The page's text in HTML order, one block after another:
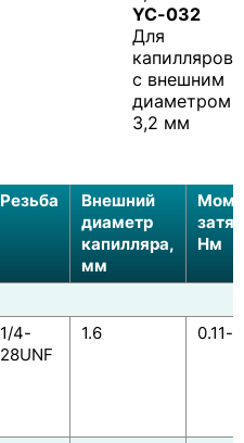
YC-032
Для
капилляров
с внешним
диаметром
3,2 мм
Резьба
Внешний
диаметр
капилляра,
мм
Нм
1/4-
28UNF
1.6 0.11-